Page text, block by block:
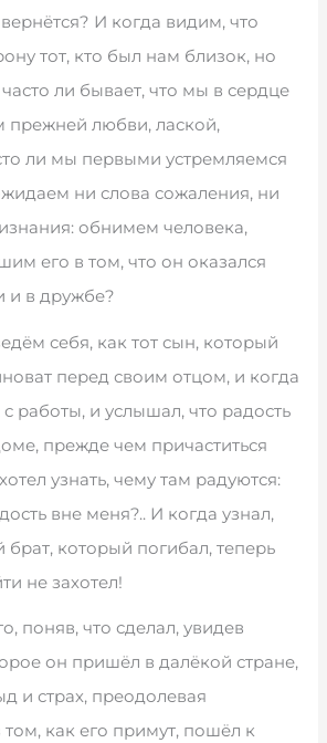
И когда видим, что
тот, кто был нам близок, но
ли бывает, что мы в сердце
прежней любви, лаской,
ли мы первыми устремляемся
ни слова сожаления, ни
обнимем человека,
его в том, что он оказался
и в дружбе?
себя, как тот сын, который
перед своим отцом, и когда
с работы, и услышал, что радость
прежде чем причаститься
узнать, чему там радуются:
вне меня?.. И когда узнал,
который погибал, теперь
не захотел!
поняв, что сделал, увидев
он пришёл в далёкой стране,
и страх, преодолевая
том, как его примут, пошёл к